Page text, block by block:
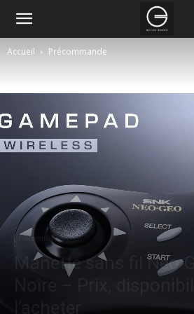
Accueil Précommande
Précommande
Manette sans fil Neo
Noire – Prix,
l’acheter